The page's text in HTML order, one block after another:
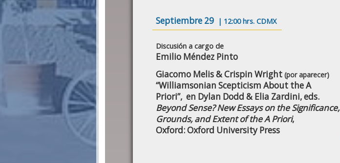
Septiembre 29 | 12:00 hrs. CDMX
Discusión a cargo de
Emilio Méndez Pinto
Giacomo Melis & Crispin Wright (por aparecer)
“Williamsonian Scepticism About the A
Priori”, en Dylan Dodd & Elia Zardini, eds.
Beyond Sense? New Essays on the Significance,
Grounds, and Extent of the A Priori,
Oxford: Oxford University Press